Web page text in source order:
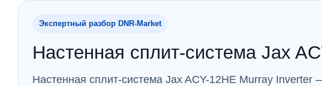
Экспертный разбор DNR‑Market
Настенная сплит-система Jax
Настенная сплит-система Jax ACY-12HE Murray